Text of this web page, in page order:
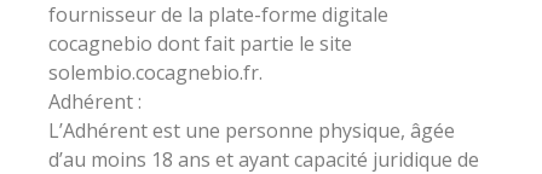
fournisseur de la plate-forme digitale
cocagnebio dont fait partie le site
solembio.cocagnebio.fr.
Adhérent :
L’Adhérent est une personne physique, âgée
d’au moins 18 ans et ayant capacité juridique de